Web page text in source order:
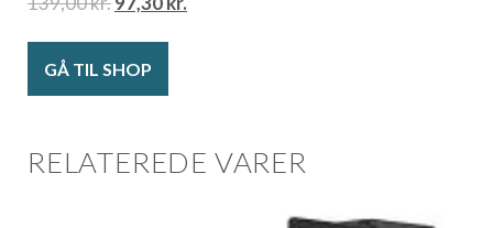
GÅ TIL SHOP
RELATEREDE VARER